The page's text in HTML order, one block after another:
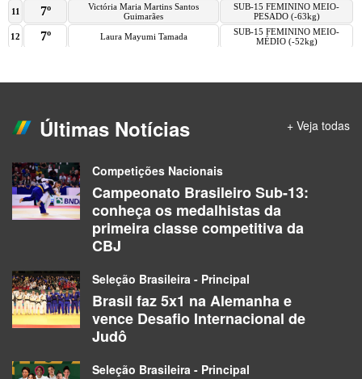
Últimas Notícias + Veja todas
Competições Nacionais
Campeonato Brasileiro Sub-13:
conheça os medalhistas da
primeira classe competitiva da
CBJ
Seleção Brasileira - Principal
Brasil faz 5x1 na Alemanha e
vence Desafio Internacional de
Judô
Seleção Brasileira - Principal